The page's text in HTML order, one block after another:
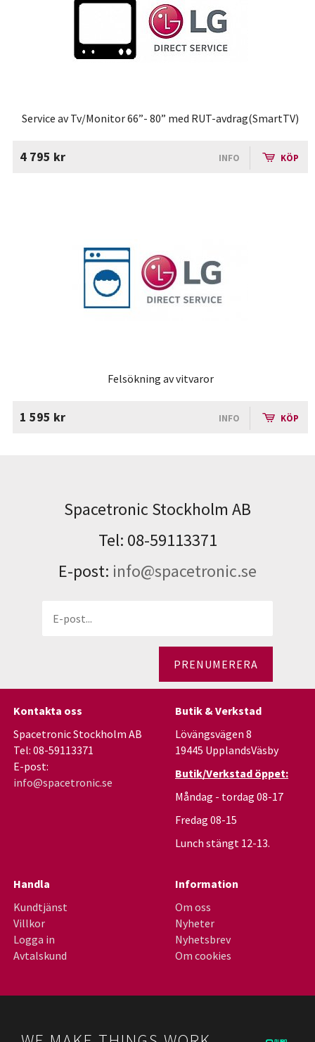
Service av Tv/Monitor 66”- 80” med RUT-avdrag(SmartTV)
4 795 kr INFO KÖP
Felsökning av vitvaror
1 595 kr INFO KÖP
Spacetronic Stockholm AB
Tel: 08-59113371
E-post: info@spacetronic.se
PRENUMERERA
Kontakta oss
Spacetronic Stockholm AB
Tel: 08-59113371
E-post:
info@spacetronic.se
Butik & Verkstad
Lövängsvägen 8
19445 UpplandsVäsby
Butik/Verkstad öppet:
Måndag - tordag 08-17
Fredag 08-15
Lunch stängt 12-13.
Handla
Kundtjänst
Villkor
Logga in
Avtalskund
Information
Om oss
Nyheter
Nyhetsbrev
Om cookies